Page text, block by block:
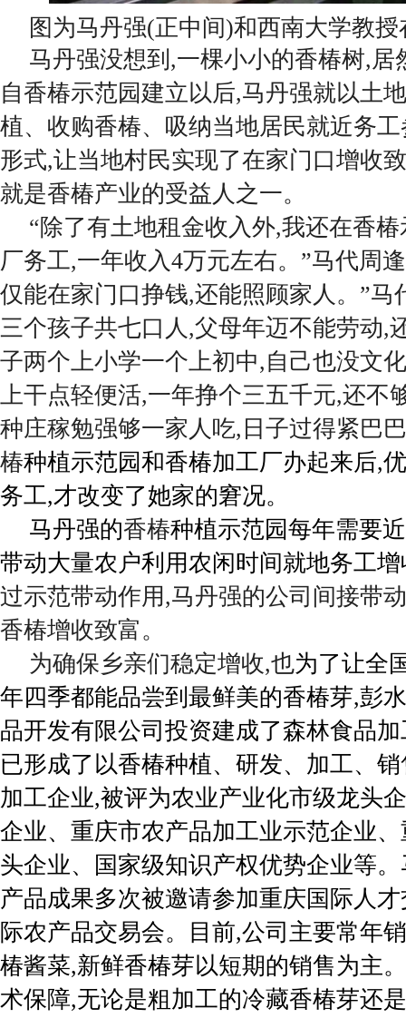
图为马丹强(正中间)和西南大学教
马丹强没想到,一棵小小的香椿树,居
自香椿示范园建立以后,马丹强就以土
植、收购香椿、吸纳当地居民就近务
形式,让当地村民实现了在家门口增收
就是香椿产业的受益人之一。
“除了有土地租金收入外,我还在香
厂务工,一年收入4万元左右。”马代周
仅能在家门口挣钱,还能照顾家人。”马
三个孩子共七口人,父母年迈不能劳动,
子两个上小学一个上初中,自己也没文
上干点轻便活,一年挣个三五千元,还不
种庄稼勉强够一家人吃,日子过得紧巴
椿种植示范园和香椿加工厂办起来后,
务工,才改变了她家的窘况。
马丹强的香椿种植示范园每年需要
带动大量农户利用农闲时间就地务工
过示范带动作用,马丹强的公司间接带
香椿增收致富。
为确保乡亲们稳定增收,也为了让全
年四季都能品尝到最鲜美的香椿芽,彭
品开发有限公司投资建成了森林食品
已形成了以香椿种植、研发、加工、
加工企业,被评为农业产业化市级龙头
企业、重庆市农产品加工业示范企业
头企业、国家级知识产权优势企业等
产品成果多次被邀请参加重庆国际人
际农产品交易会。目前,公司主要常年
椿酱菜,新鲜香椿芽以短期的销售为主
术保障,无论是粗加工的冷藏香椿芽还